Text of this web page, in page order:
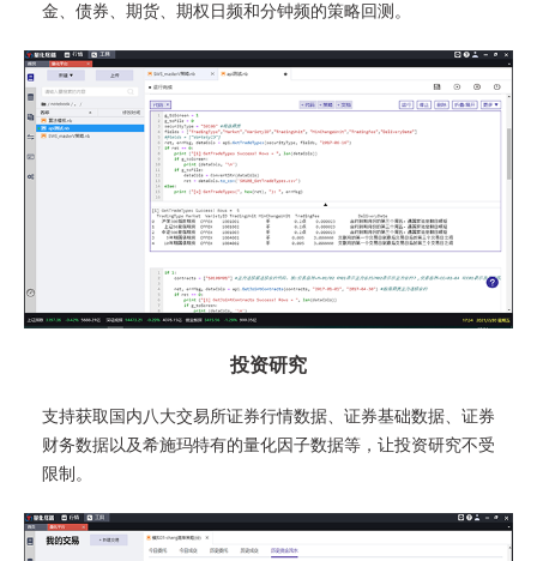
金、债券、期货、期权日频和分钟频的策略回测。
投资研究
支持获取国内八大交易所证券行情数据、证券基础数据、证券
财务数据以及希施玛特有的量化因子数据等，让投资研究不受
限制。